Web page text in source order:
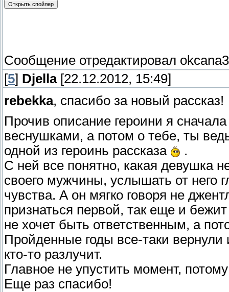
Сообщение отредактировал
[5] Djella[22.12.2012, 15:49]
rebekka, спасибо за новый рассказ!
Прочив описание героини я
веснушками, а потом о тебе, ты
одной из героинь рассказа
.
С ней все понятно, какая девушка
своего мужчины, услышать от него
чувства. А он мягко говоря не
признаться первой, так еще и
не хочет быть ответственным, а
Пройденные годы все-таки вернули
кто-то разлучит.
Главное не упустить момент,
Еще раз спасибо!